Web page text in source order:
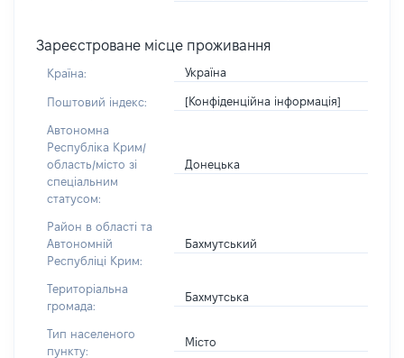
Зареєстроване місце проживання
Країна: Україна
Поштовий індекс: [Конфіденційна інформація]
Автономна
Республіка Крим/
область/місто зі
спеціальним
статусом:
Донецька
Район в області та
Автономній
Республіці Крим:
Бахмутський
Територіальна
громада:
Бахмутська
Тип населеного
пункту:
Місто